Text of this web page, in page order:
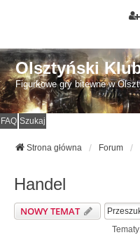
Olsztyński
Figurkowe gry bitewne w
FAQ Szukaj
Strona główna Forum
Handel
NOWY TEMAT